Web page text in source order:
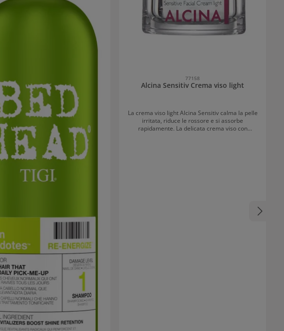
77158
Alcina Sensitiv Crema viso light
La crema viso light Alcina Sensitiv calma la pelle
irritata, riduce le rossore e si assorbe
rapidamente. La delicata crema viso con